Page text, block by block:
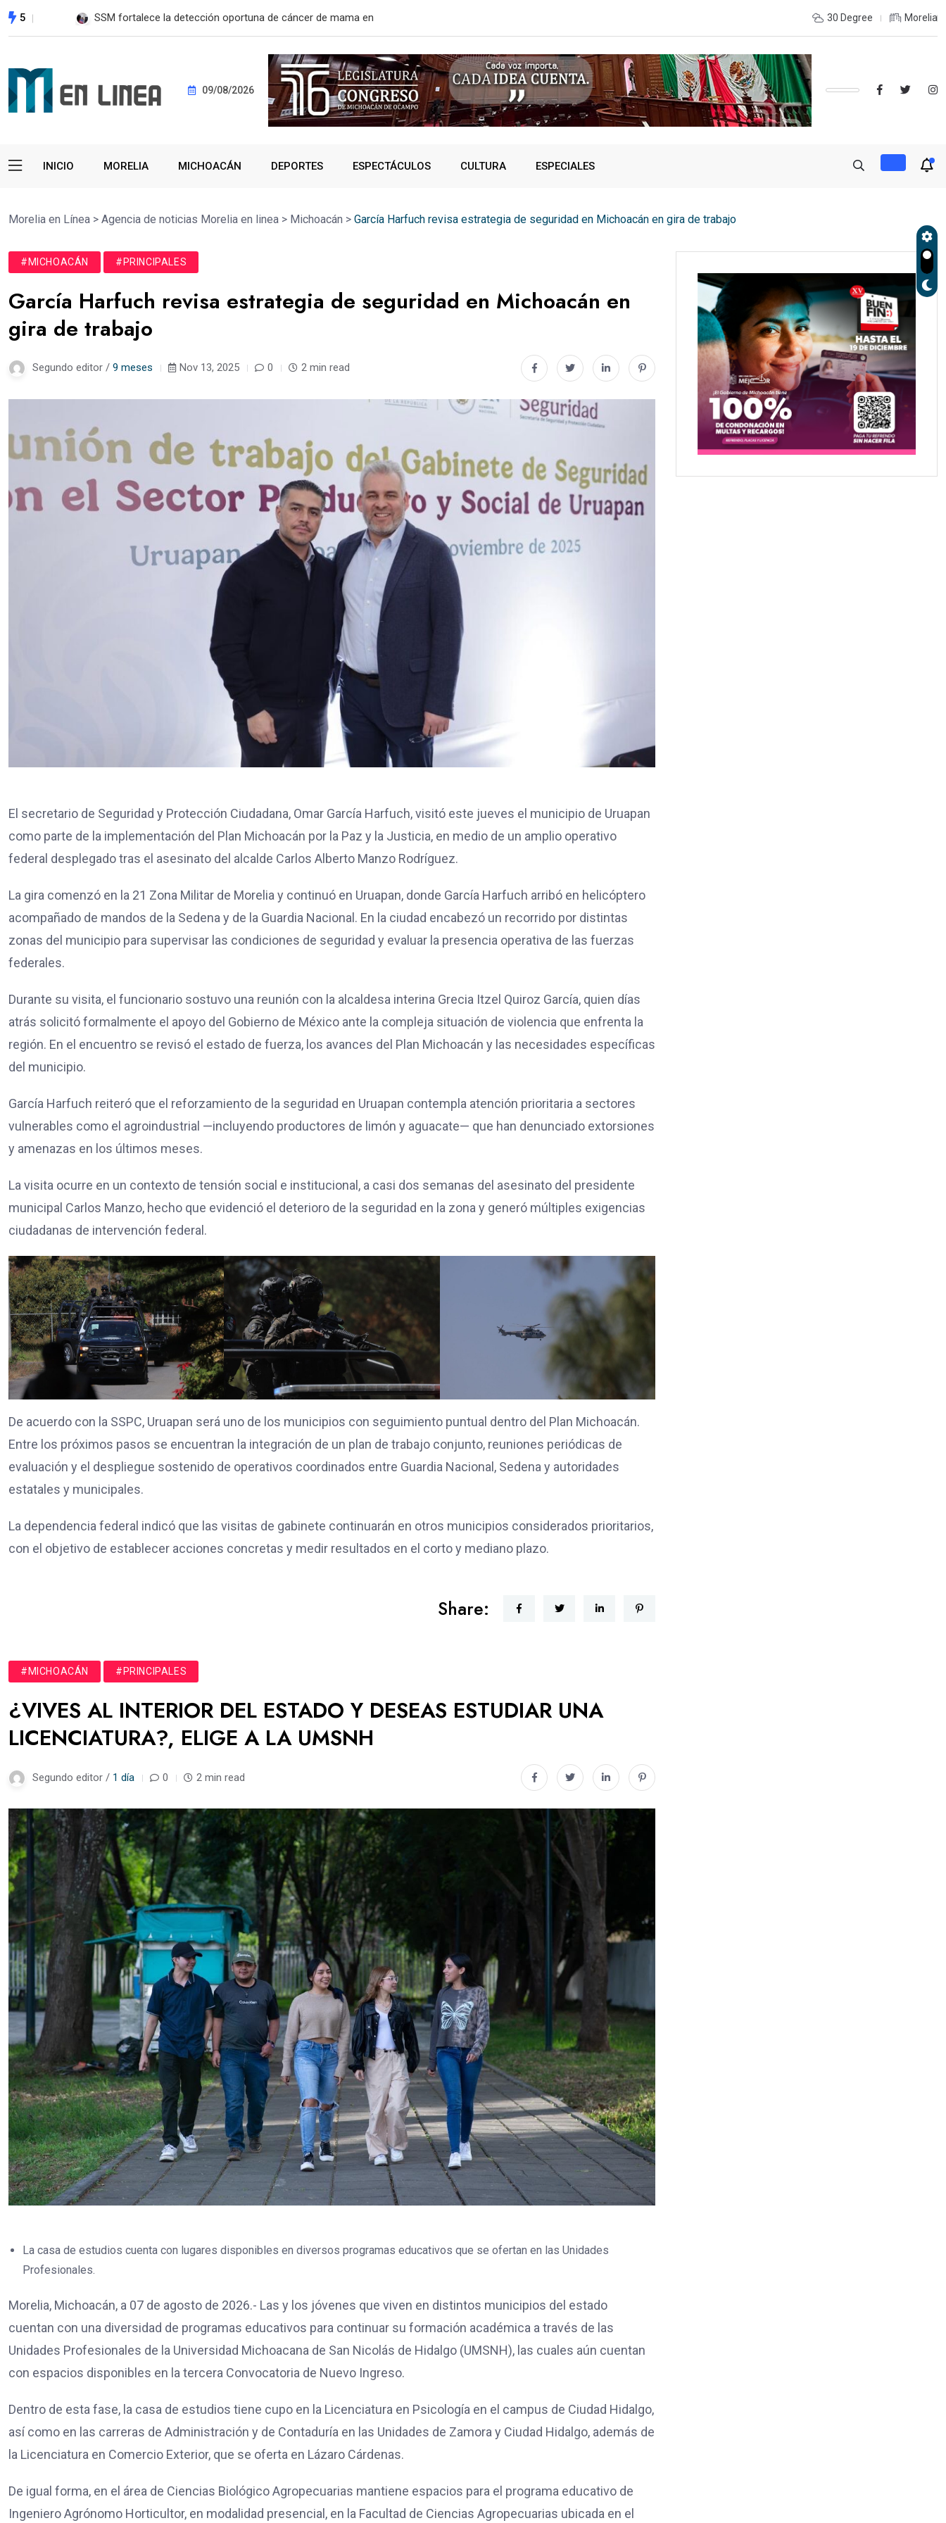
5 EE. UU. reanudará exportación de aguacate a partir de mañana ¿VIVES AL INTERIOR DEL ESTADO Y DESEAS ESTUDIAR UNA LICENCIATURA?,
30 Degree Morelia
09/08/2026
INICIO MORELIA MICHOACÁN DEPORTES ESPECTÁCULOS CULTURA ESPECIALES
Morelia en Línea > Agencia de noticias Morelia en linea > Michoacán > García Harfuch revisa estrategia de seguridad en Michoacán en gira de trabajo
#MICHOACÁN #PRINCIPALES
García Harfuch revisa estrategia de seguridad en Michoacán en
gira de trabajo
Segundo editor / 9 meses Nov 13, 2025 0 2 min read
El secretario de Seguridad y Protección Ciudadana, Omar García Harfuch, visitó este jueves el municipio de Uruapan
como parte de la implementación del Plan Michoacán por la Paz y la Justicia, en medio de un amplio operativo
federal desplegado tras el asesinato del alcalde Carlos Alberto Manzo Rodríguez.
La gira comenzó en la 21 Zona Militar de Morelia y continuó en Uruapan, donde García Harfuch arribó en helicóptero
acompañado de mandos de la Sedena y de la Guardia Nacional. En la ciudad encabezó un recorrido por distintas
zonas del municipio para supervisar las condiciones de seguridad y evaluar la presencia operativa de las fuerzas
federales.
Durante su visita, el funcionario sostuvo una reunión con la alcaldesa interina Grecia Itzel Quiroz García, quien días
atrás solicitó formalmente el apoyo del Gobierno de México ante la compleja situación de violencia que enfrenta la
región. En el encuentro se revisó el estado de fuerza, los avances del Plan Michoacán y las necesidades específicas
del municipio.
García Harfuch reiteró que el reforzamiento de la seguridad en Uruapan contempla atención prioritaria a sectores
vulnerables como el agroindustrial —incluyendo productores de limón y aguacate— que han denunciado extorsiones
y amenazas en los últimos meses.
La visita ocurre en un contexto de tensión social e institucional, a casi dos semanas del asesinato del presidente
municipal Carlos Manzo, hecho que evidenció el deterioro de la seguridad en la zona y generó múltiples exigencias
ciudadanas de intervención federal.
De acuerdo con la SSPC, Uruapan será uno de los municipios con seguimiento puntual dentro del Plan Michoacán.
Entre los próximos pasos se encuentran la integración de un plan de trabajo conjunto, reuniones periódicas de
evaluación y el despliegue sostenido de operativos coordinados entre Guardia Nacional, Sedena y autoridades
estatales y municipales.
La dependencia federal indicó que las visitas de gabinete continuarán en otros municipios considerados prioritarios,
con el objetivo de establecer acciones concretas y medir resultados en el corto y mediano plazo.
Share:
#MICHOACÁN #PRINCIPALES
¿VIVES AL INTERIOR DEL ESTADO Y DESEAS ESTUDIAR UNA
LICENCIATURA?, ELIGE A LA UMSNH
Segundo editor / 1 día 0 2 min read
La casa de estudios cuenta con lugares disponibles en diversos programas educativos que se ofertan en las Unidades
Profesionales.
Morelia, Michoacán, a 07 de agosto de 2026.- Las y los jóvenes que viven en distintos municipios del estado
cuentan con una diversidad de programas educativos para continuar su formación académica a través de las
Unidades Profesionales de la Universidad Michoacana de San Nicolás de Hidalgo (UMSNH), las cuales aún cuentan
con espacios disponibles en la tercera Convocatoria de Nuevo Ingreso.
Dentro de esta fase, la casa de estudios tiene cupo en la Licenciatura en Psicología en el campus de Ciudad Hidalgo,
así como en las carreras de Administración y de Contaduría en las Unidades de Zamora y Ciudad Hidalgo, además de
la Licenciatura en Comercio Exterior, que se oferta en Lázaro Cárdenas.
De igual forma, en el área de Ciencias Biológico Agropecuarias mantiene espacios para el programa educativo de
Ingeniero Agrónomo Horticultor, en modalidad presencial, en la Facultad de Ciencias Agropecuarias ubicada en el